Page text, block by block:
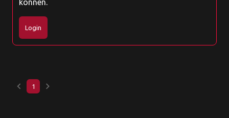
können.
Login
keyboard_arrow_left 1 keyboard_arrow_right